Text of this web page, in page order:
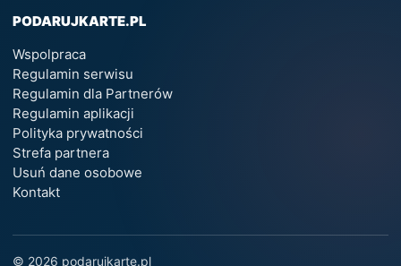
PODARUJKARTE.PL
Wspolpraca
Regulamin serwisu
Regulamin dla Partnerów
Regulamin aplikacji
Polityka prywatności
Strefa partnera
Usuń dane osobowe
Kontakt
© 2026 podarujkarte.pl